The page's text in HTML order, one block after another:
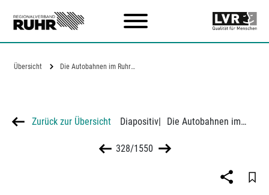
Übersicht Die Autobahnen im Ruhrgebiet
Zurück zur Übersicht Diapositiv| Die Autobahnen im Ruhrgebiet
328/1550